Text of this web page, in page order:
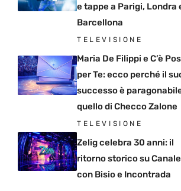
e tappe a Parigi, Londra
Barcellona
TELEVISIONE
Maria De Filippi e C’è
per Te: ecco perché il
successo è
quello di Checco Zalone
TELEVISIONE
Zelig celebra 30 anni: il
ritorno storico su
con Bisio e Incontrada